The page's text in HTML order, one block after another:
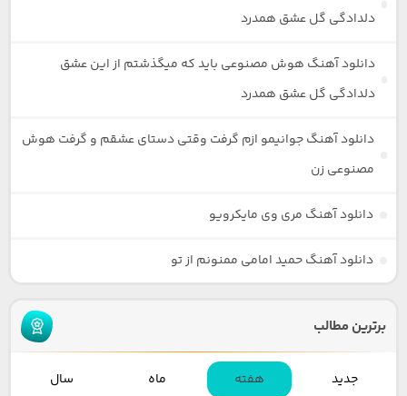
دلدادگی گل عشق همدرد
دانلود آهنگ هوش مصنوعی باید که میگذشتم از این عشق
دلدادگی گل عشق همدرد
دانلود آهنگ جوانیمو ازم گرفت وقتی دستای عشقم و گرفت هوش
مصنوعی زن
دانلود آهنگ مری وی مایکرویو
دانلود آهنگ حمید امامی ممنونم از تو
برترین مطالب
جدید هفته ماه سال